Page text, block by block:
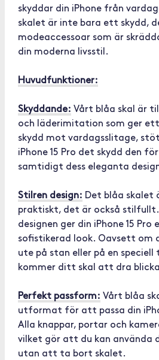
skyddar din iPhone från
skalet är inte bara ett skydd,
modeaccessoar som är
din moderna livsstil.
Huvudfunktioner:
Skyddande: Vårt blåa skal är
och läderimitation som ger
skydd mot vardagsslitage,
iPhone 15 Pro det skydd den
samtidigt dess eleganta
Stilren design: Det blåa skalet
praktiskt, det är också stilfullt.
designen ger din iPhone 15 Pro
sofistikerad look. Oavsett om
ute på stan eller på en speciell
kommer ditt skal att dra
Perfekt passform: Vårt blåa
utformat för att passa din
Alla knappar, portar och
vilket gör att du kan använda
utan att ta bort skalet.